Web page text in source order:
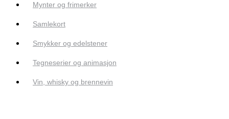
Mynter og frimerker
Samlekort
Smykker og edelstener
Tegneserier og animasjon
Vin, whisky og brennevin